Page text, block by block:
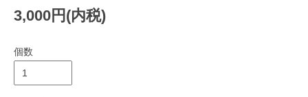
3,000円(内税)
個数